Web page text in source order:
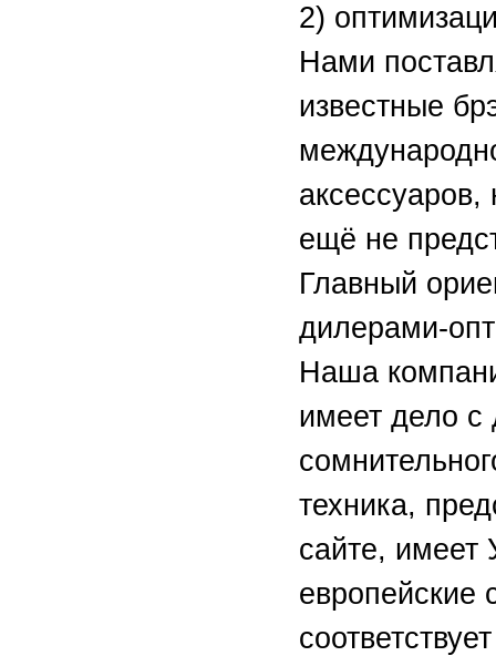
2)
Нами
известные
ещё не
Главный
дилерами-
Наша
имеет дело с
техника,
сайте, имеет
европейские